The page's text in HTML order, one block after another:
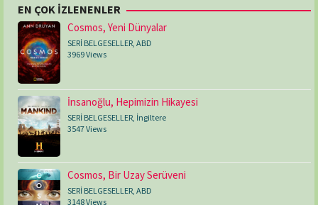
EN ÇOK İZLENENLER
Cosmos, Yeni Dünyalar
SERİ BELGESELLER, ABD
3969 Views
İnsanoğlu, Hepimizin Hikayesi
SERİ BELGESELLER, İngiltere
3547 Views
Cosmos, Bir Uzay Serüveni
SERİ BELGESELLER ABD
3148 Views